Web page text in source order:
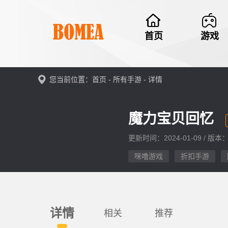
首页 游戏
您当前位置：首页 - 所有手游 - 详情
魔力宝贝回忆
更新时间：2024-01-09 / 版本
咪噜游戏 折扣手游
详情 相关 推荐